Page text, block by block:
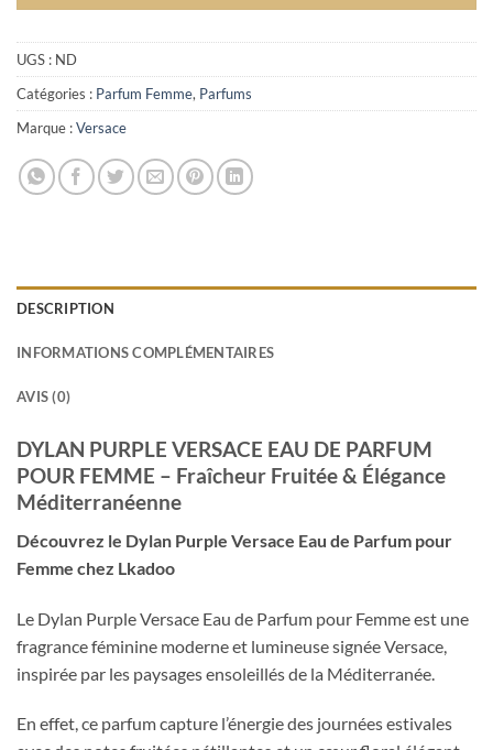
UGS : ND
Catégories : Parfum Femme, Parfums
Marque :Versace
DESCRIPTION
INFORMATIONS COMPLÉMENTAIRES
AVIS (0)
DYLAN PURPLE VERSACE EAU DE PARFUM
POUR FEMME – Fraîcheur Fruitée & Élégance
Méditerranéenne
Découvrez le Dylan Purple Versace Eau de Parfum pour
Femme chez Lkadoo
Le Dylan Purple Versace Eau de Parfum pour Femme est une
fragrance féminine moderne et lumineuse signée Versace,
inspirée par les paysages ensoleillés de la Méditerranée.
En effet, ce parfum capture l’énergie des journées estivales